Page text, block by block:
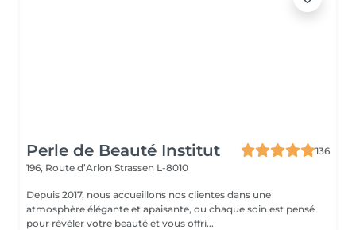
Perle de Beauté Institut
136
196, Route d’Arlon Strassen L-8010
Depuis 2017, nous accueillons nos clientes dans une
atmosphère élégante et apaisante, ou chaque soin est pensé
pour révéler votre beauté et vous offri...